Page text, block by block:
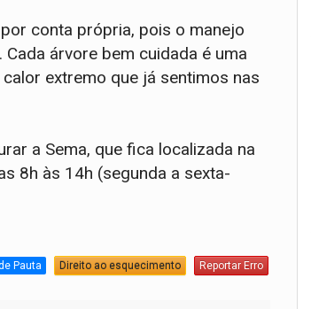
conta própria, pois o manejo
árvore bem cuidada é uma
extremo que já sentimos nas
a Sema, que fica localizada na
8h às 14h (segunda a sexta-
Pauta Direito ao esquecimento Reportar Erro